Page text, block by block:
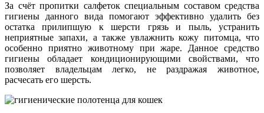
За счёт пропитки салфеток специальным составом средства
гигиены данного вида помогают эффективно удалить без
остатка прилипшую к шерсти грязь и пыль, устранить
неприятные запахи, а также увлажнить кожу питомца, что
особенно приятно животному при жаре. Данное средство
гигиены обладает кондиционирующими свойствами, что
позволяет владельцам легко, не раздражая животное,
расчесать его шерсть.